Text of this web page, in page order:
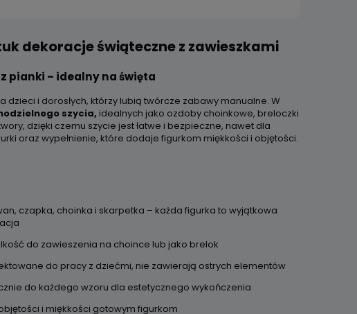
dekoracje świąteczne z zawieszkami
pianki – idealny na święta
i dorosłych, którzy lubią twórcze zabawy manualne. W
szycia, idealnych jako ozdoby choinkowe, breloczki
dzięki czemu szycie jest łatwe i bezpieczne, nawet dla
oraz wypełnienie, które dodaje figurkom miękkości i objętości.
czapka, choinka i skarpetka – każda figurka to wyjątkowa
do zawieszenia na choince lub jako brelok
do pracy z dziećmi, nie zawierają ostrych elementów
do każdego wzoru dla estetycznego wykończenia
i miękkości gotowym figurkom